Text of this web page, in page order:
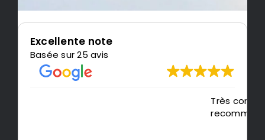
Excellente note
Basée sur 25 avis